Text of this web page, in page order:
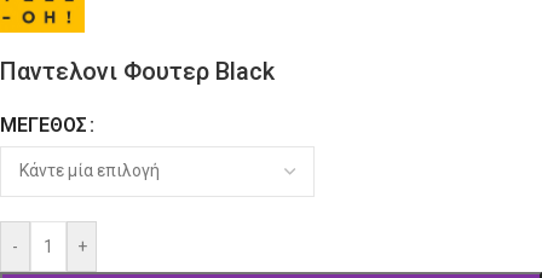
Παντελονι Φουτερ Black
ΜΈΓΕΘΟΣ
- +
Alternative: